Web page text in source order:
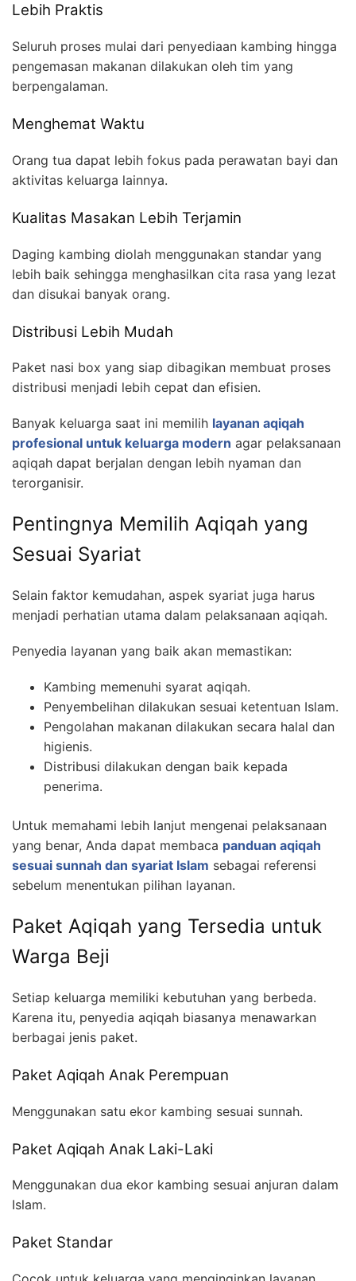
Lebih Praktis
Seluruh proses mulai dari penyediaan kambing hingga
pengemasan makanan dilakukan oleh tim yang
berpengalaman.
Menghemat Waktu
Orang tua dapat lebih fokus pada perawatan bayi dan
aktivitas keluarga lainnya.
Kualitas Masakan Lebih Terjamin
Daging kambing diolah menggunakan standar yang
lebih baik sehingga menghasilkan cita rasa yang lezat
dan disukai banyak orang.
Distribusi Lebih Mudah
Paket nasi box yang siap dibagikan membuat proses
distribusi menjadi lebih cepat dan efisien.
Banyak keluarga saat ini memilih layanan aqiqah
profesional untuk keluarga modern agar pelaksanaan
aqiqah dapat berjalan dengan lebih nyaman dan
terorganisir.
Pentingnya Memilih Aqiqah yang
Sesuai Syariat
Selain faktor kemudahan, aspek syariat juga harus
menjadi perhatian utama dalam pelaksanaan aqiqah.
Penyedia layanan yang baik akan memastikan:
Kambing memenuhi syarat aqiqah.
Penyembelihan dilakukan sesuai ketentuan Islam.
Pengolahan makanan dilakukan secara halal dan
higienis.
Distribusi dilakukan dengan baik kepada
penerima.
Untuk memahami lebih lanjut mengenai pelaksanaan
yang benar, Anda dapat membaca panduan aqiqah
sesuai sunnah dan syariat Islam sebagai referensi
sebelum menentukan pilihan layanan.
Paket Aqiqah yang Tersedia untuk
Warga Beji
Setiap keluarga memiliki kebutuhan yang berbeda.
Karena itu, penyedia aqiqah biasanya menawarkan
berbagai jenis paket.
Paket Aqiqah Anak Perempuan
Menggunakan satu ekor kambing sesuai sunnah.
Paket Aqiqah Anak Laki-Laki
Menggunakan dua ekor kambing sesuai anjuran dalam
Islam.
Paket Standar